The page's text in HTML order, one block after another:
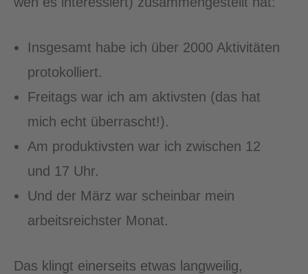
Insgesamt habe ich über 2000 Aktivitäten
protokolliert.
Freitags war ich am aktivsten (das hat
mich echt überrascht!).
Am produktivsten war ich zwischen 12
und 17 Uhr.
Und der März war scheinbar mein
arbeitsreichster Monat.
Das klingt einerseits etwas langweilig,